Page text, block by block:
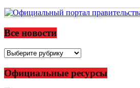
Все новости
Все
Официальные ресурсы